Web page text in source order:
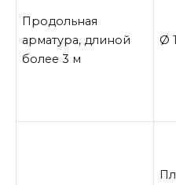
Продольная
арматура, длиной
более 3 м
Ø